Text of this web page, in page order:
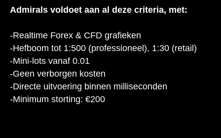
Admirals voldoet aan al deze criteria, met:
-Realtime Forex & CFD grafieken
-Hefboom tot 1:500 (professioneel), 1:30 (retail)
-Mini-lots vanaf 0.01
-Geen verborgen kosten
-Directe uitvoering binnen milliseconden
-Minimum storting: €200